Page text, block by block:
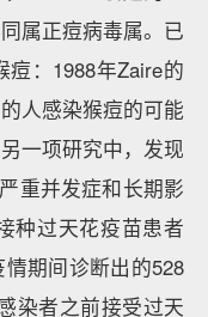
属正痘病毒属。已
：1988年Zaire的
人感染猴痘的可能
一项研究中，发现
重并发症和长期影
种过天花疫苗患者
期间诊断出的528
染者之前接受过天